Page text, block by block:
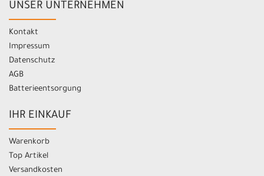
UNSER UNTERNEHMEN
Kontakt
Impressum
Datenschutz
AGB
Batterieentsorgung
IHR EINKAUF
Warenkorb
Top Artikel
Versandkosten